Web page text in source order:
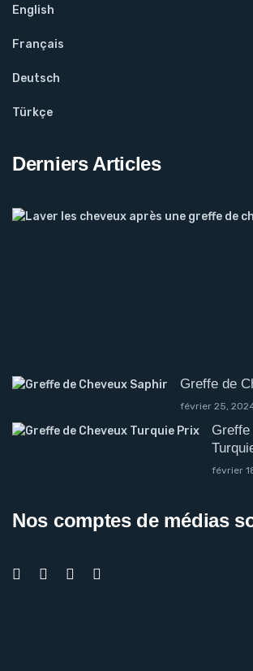
English
Français
Deutsch
Türkçe
Derniers Articles
Greffe de
février 25,
Greffe
février
Nos comptes de médias